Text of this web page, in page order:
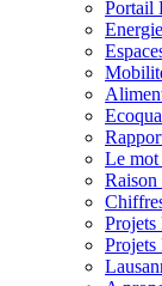
Portail
Le mot
Raison
Projets
Projets